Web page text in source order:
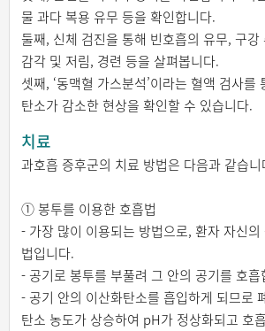
물 과다 복용 유무 등을 확인합니다.
둘째, 신체 검진을 통해 빈호흡의 유무, 구강
감각 및 저림, 경련 등을 살펴봅니다.
셋째, ‘동맥혈 가스분석’이라는 혈액 검사를
탄소가 감소한 현상을 확인할 수 있습니다.
치료
과호흡 증후군의 치료 방법은 다음과 같습니
① 봉투를 이용한 호흡법
- 가장 많이 이용되는 방법으로, 환자 자신
법입니다.
- 공기로 봉투를 부풀려 그 안의 공기를 호흡
- 공기 안의 이산화탄소를 흡입하게 되므로
탄소 농도가 상승하여 pH가 정상화되고 호